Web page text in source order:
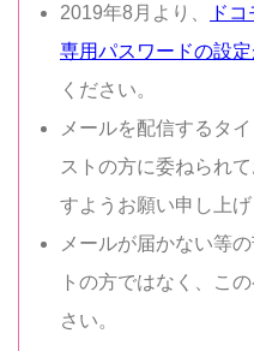
2019年8月より、
ド
専用パスワードの設
ください。
メールを配信するタ
ストの方に委ねられ
すようお願い申し上げ
メールが届かない等
トの方ではなく、こ
さい。